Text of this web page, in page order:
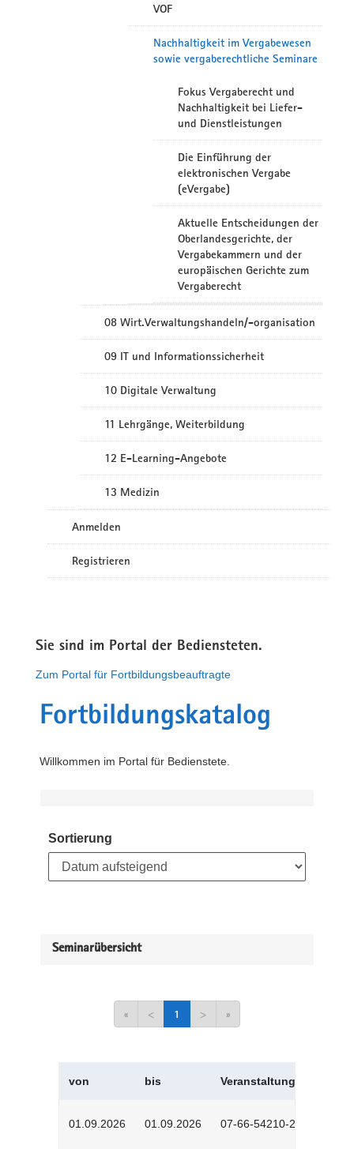
VOF
Nachhaltigkeit im Vergabewesen
sowie vergaberechtliche Seminare
Fokus Vergaberecht und
Nachhaltigkeit bei Liefer-
und Dienstleistungen
Die Einführung der
elektronischen Vergabe
(eVergabe)
Aktuelle Entscheidungen der
Oberlandesgerichte, der
Vergabekammern und der
europäischen Gerichte zum
Vergaberecht
08 Wirt.Verwaltungshandeln/-organisation
09 IT und Informationssicherheit
10 Digitale Verwaltung
11 Lehrgänge, Weiterbildung
12 E-Learning-Angebote
13 Medizin
Anmelden
Registrieren
Sie sind im Portal der Bediensteten.
Zum Portal für Fortbildungsbeauftragte
Fortbildungskatalog
Willkommen im Portal für Bedienstete.
Sortierung
Seminarübersicht
« < 1 > »
von bis Veranstaltungskürzel
01.09.2026 01.09.2026 07-66-54210-2601